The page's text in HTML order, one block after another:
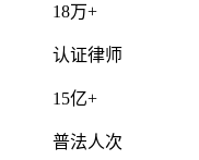
18万+
认证律师
15亿+
普法人次